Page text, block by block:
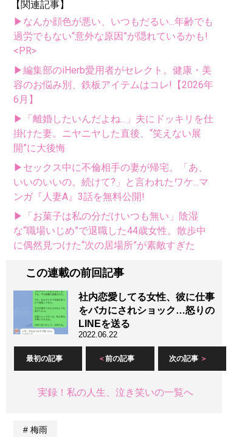
【関連記事】
▶なんか顔色が悪い、いつもだるい...年齢でも
過労でもない“意外な原因”が隠れているかも!
<PR>
▶編集部のiHerb愛用者がセレクト。健康・美
容のお悩み別、鉄板アイテムはコレ!【2026年
6月】
▶「離婚したいんだよね...」夫にドッキリを仕
掛けた妻。ニヤニヤした直後、“笑えない展
開”に大後悔
▶セックス中に不倫相手の妻が帰宅。「あ、
いいのいいの。続けて?」と言われたワケ...マ
ンガ『人妻A』3話を無料公開!
▶「お菓子は私の分だけいつも無い」陰湿
な“職場いじめ”で退職した44歳女性。散歩中
に偶然見つけた“次の居場所”が素敵すぎた
この連載の前回記事
社内恋愛してる女性、彼に仕事
をバカにされショック…怒りの
LINEを送る
2022.06.22
最初の記事 前の記事 次の記事
実録！私の人生、泣き笑いの一覧へ
梅雨